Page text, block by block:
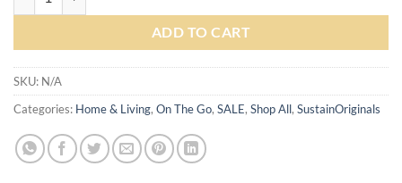
ADD TO CART
SKU: N/A
Categories: Home & Living, On The Go, SALE, Shop All, SustainOriginals